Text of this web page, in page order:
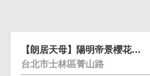
【朗居天母】陽明帝景櫻花樹景
台北市士林區菁山路